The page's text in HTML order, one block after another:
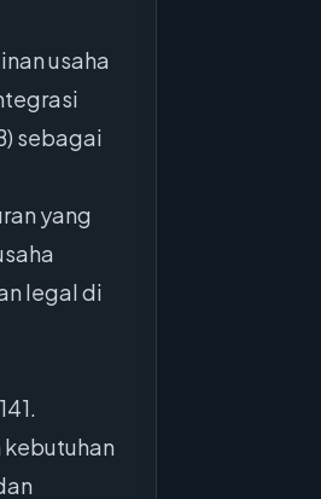
usaha
sebagai
yang
legal di
kebutuhan